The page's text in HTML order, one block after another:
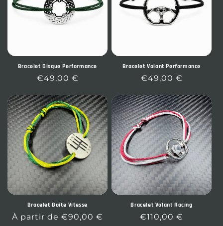
Bracelet Disque Performance
Prix
€49,00 €
Bracelet Volant Performance
Prix
€49,00 €
Bracelet Boite Vitesse
Prix
À partir de €90,00 €
Bracelet Volant Racing
Prix
€110,00 €